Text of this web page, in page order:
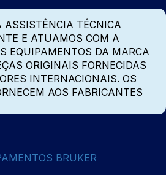
ASSISTÊNCIA TÉCNICA
E ATUAMOS COM A
EQUIPAMENTOS DA MARCA
ORIGINAIS FORNECIDAS
INTERNACIONAIS. OS
AOS FABRICANTES